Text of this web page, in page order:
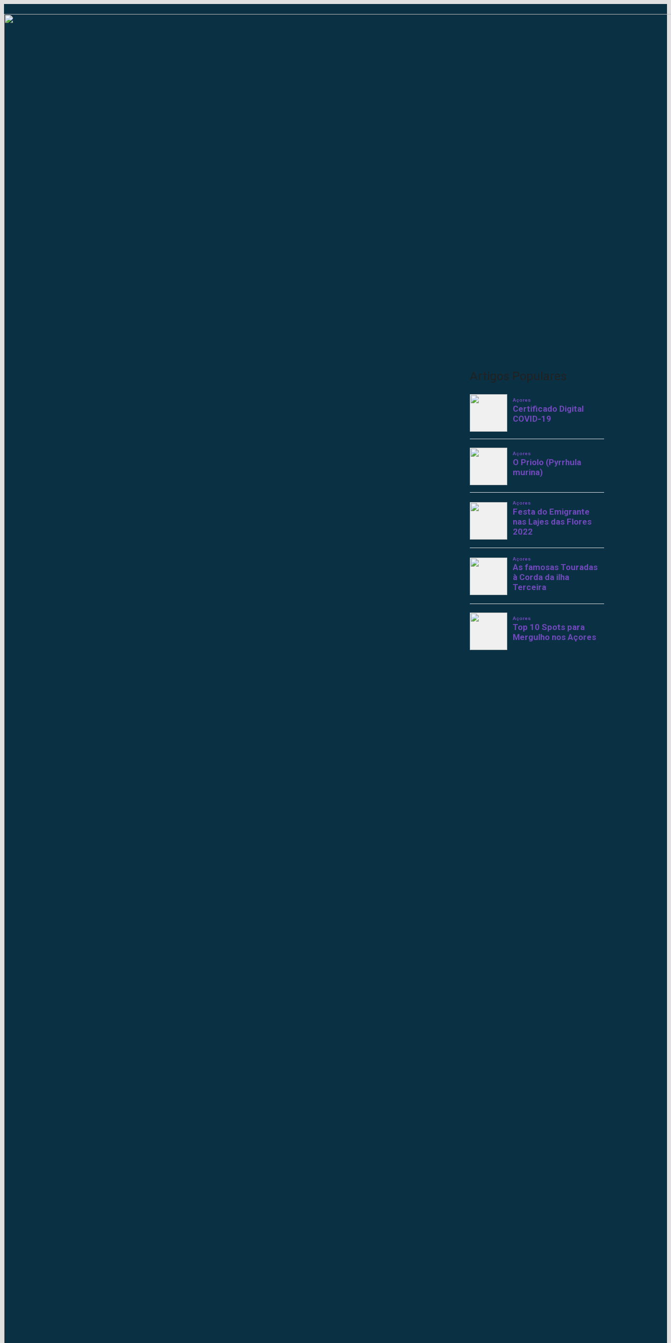
Artigos Populares
Açores
Certificado Digital
COVID-19
Açores
O Priolo (Pyrrhula
murina)
Açores
Festa do Emigrante
nas Lajes das Flores
2022
Açores
As famosas Touradas
à Corda da ilha
Terceira
Açores
Top 10 Spots para
Mergulho nos Açores